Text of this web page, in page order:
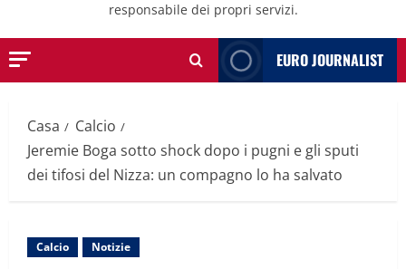
responsabile dei propri servizi.
EURO JOURNALIST
Casa
Calcio
Jeremie Boga sotto shock dopo i pugni e gli sputi
dei tifosi del Nizza: un compagno lo ha salvato
Calcio Notizie